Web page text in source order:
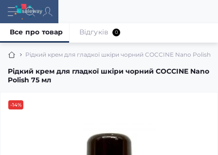
Рідкий крем для гладкої шкіри чорний COCCINE Nano Polish
Рідкий крем для гладкої шкіри чорний COCCINE Nano
Polish 75 мл
Все про товар Відгуків 0
-14%